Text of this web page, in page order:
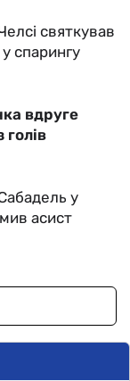
святкував
спарингу
вдруге
у
асист